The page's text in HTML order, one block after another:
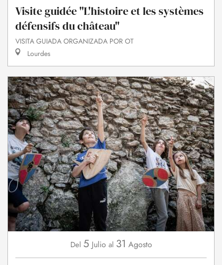
Visite guidée "L'histoire et les systèmes
défensifs du château"
VISITA GUIADA ORGANIZADA POR OT
Lourdes
Del 5 Julio al 31 Agosto